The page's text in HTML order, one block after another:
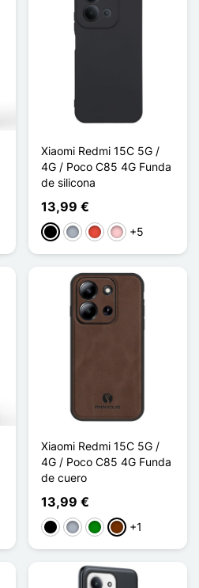
Xiaomi Redmi 15C 5G /
4G / Poco C85 4G Funda
de silicona
13,99 €
NegroGris RojoRosa+5
Xiaomi Redmi 15C 5G /
4G / Poco C85 4G Funda
de cuero
13,99 €
NegroGris VerdeCafé+1